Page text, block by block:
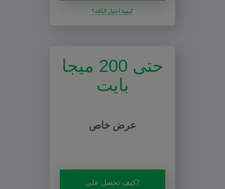
كيفية اختيار الباقة؟
حتى 200 ميجا
بايت
عرض خاص
كيف تحصل على?